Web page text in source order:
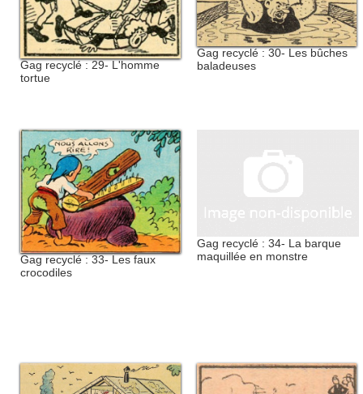
Gag recyclé : 29- L'homme
tortue
Gag recyclé : 30- Les bûches
baladeuses
Gag recyclé : 33- Les faux
crocodiles
Gag recyclé : 34- La barque
maquillée en monstre